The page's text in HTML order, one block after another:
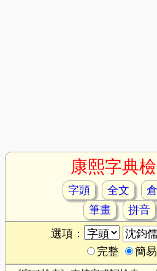
康熙字典
字頭 全文
筆畫
拼音
選項：
完整
簡易